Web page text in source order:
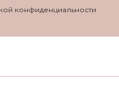
конфиденциальности